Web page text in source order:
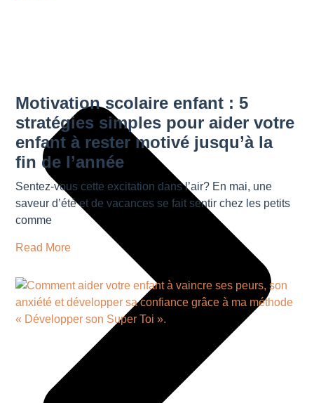
Motivation scolaire enfant : 5
stratégies simples pour aider votre
enfant à rester motivé jusqu’à la
fin de l’année
Sentez-vous cette excitation dans l’air? En mai, une
saveur d’été et de vacances se fait sentir chez les petits
comme
Read More